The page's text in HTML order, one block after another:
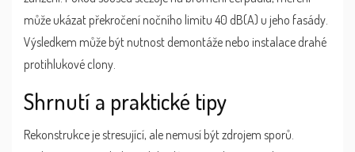
může ukázat překročení nočního limitu 40 dB(A) u jeho fasády.
Výsledkem může být nutnost demontáže nebo instalace drahé
protihlukové clony.
Shrnutí a praktické tipy
Rekonstrukce je stresující, ale nemusí být zdrojem sporů.